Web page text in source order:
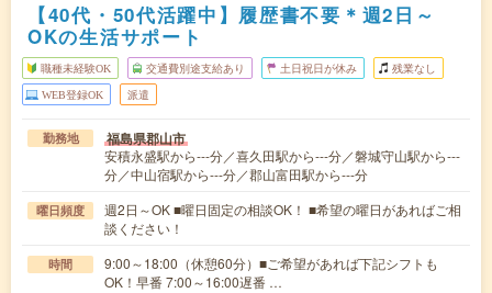
【40代・50代活躍中】履歴書不要＊週2日～
OKの生活サポート
職種未経験OK 交通費別途支給あり 土日祝日が休み 残業なし
WEB登録OK 派遣
勤務地 福島県郡山市
安積永盛駅から---分／喜久田駅から---分／磐城守山駅から---
分／中山宿駅から---分／郡山富田駅から---分
曜日頻度
週2日～OK ■曜日固定の相談OK！ ■希望の曜日があればご相
談ください！
時間
9:00～18:00（休憩60分）■ご希望があれば下記シフトも
OK！早番 7:00～16:00遅番 …